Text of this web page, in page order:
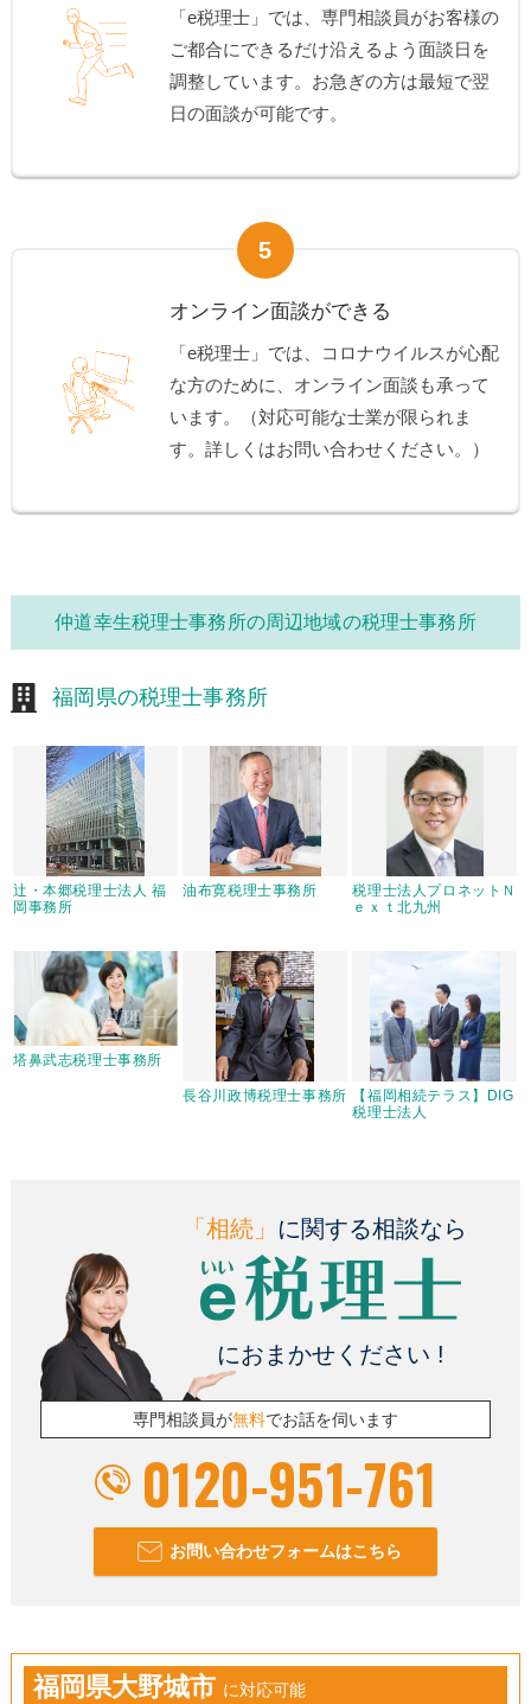
「e税理士」では、専門相談員がお客様の
ご都合にできるだけ沿えるよう面談日を
調整しています。お急ぎの方は最短で翌
日の面談が可能です。
5
オンライン面談ができる
「e税理士」では、コロナウイルスが心配
な方のために、オンライン面談も承って
います。（対応可能な士業が限られま
す。詳しくはお問い合わせください。）
仲道幸生税理士事務所の周辺地域の税理士事務所
福岡県の税理士事務所
辻・本郷税理士法人 福
岡事務所
油布寛税理士事務所
税理士法人プロネットＮ
ｅｘｔ北九州
塔鼻武志税理士事務所
長谷川政博税理士事務所
【福岡相続テラス】DIG
税理士法人
「相続」 に関する相談なら
におまかせください !
専門相談員が無料でお話を伺います
0120-951-761
お問い合わせフォームはこちら
福岡県大野城市 に対応可能